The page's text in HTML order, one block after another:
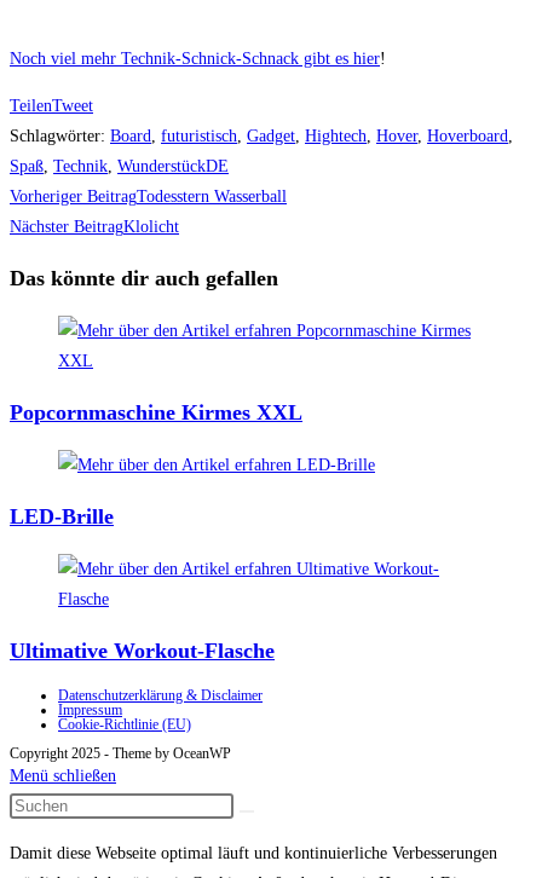
Noch viel mehr Technik-Schnick-Schnack gibt es hier!
TeilenTweet
Schlagwörter: Board, futuristisch, Gadget, Hightech, Hover, Hoverboard,
Spaß, Technik, WunderstückDE
Weitere
Artikel
ansehen
Vorheriger BeitragTodesstern Wasserball
Nächster BeitragKlolicht
Das könnte dir auch gefallen
Popcornmaschine Kirmes XXL
LED-Brille
Ultimative Workout-Flasche
Datenschutzerklärung & Disclaimer
Impressum
Cookie-Richtlinie (EU)
Copyright 2025 - Theme by OceanWP
Menü schließen
Damit diese Webseite optimal läuft und kontinuierliche Verbesserungen